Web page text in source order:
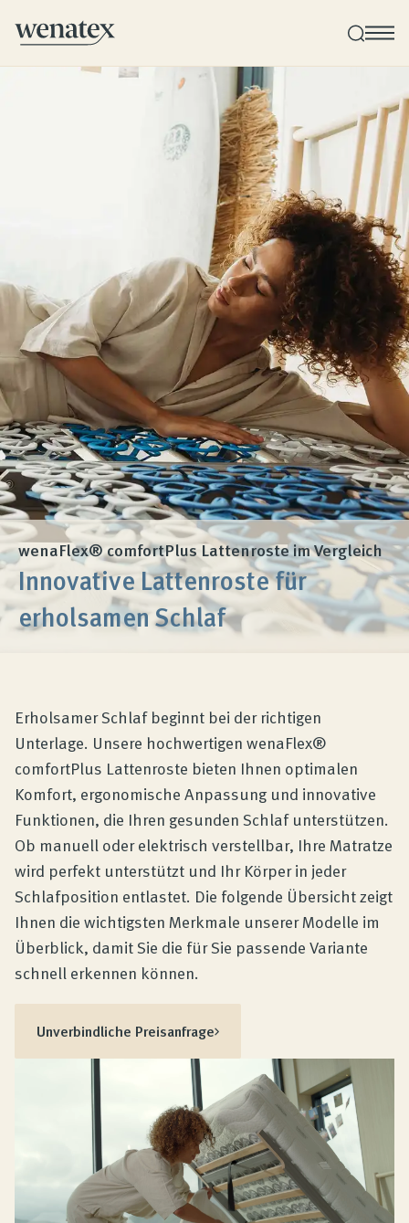
Individuelle Produktberatung bei Ihnen zu Hause!
Qualität und Garantie
Kundenbewertungen
Produktberatung
Unternehmen
Kontakt
Magazin
wenaFlex® comfortPlus Lattenroste im Vergleich
Innovative Lattenroste für
erholsamen Schlaf
Erholsamer Schlaf beginnt bei der richtigen
Unterlage. Unsere hochwertigen wenaFlex®
comfortPlus Lattenroste bieten Ihnen optimalen
Komfort, ergonomische Anpassung und innovative
Funktionen, die Ihren gesunden Schlaf unterstützen.
Ob manuell oder elektrisch verstellbar, Ihre Matratze
wird perfekt unterstützt und Ihr Körper in jeder
Schlafposition entlastet. Die folgende Übersicht zeigt
Ihnen die wichtigsten Merkmale unserer Modelle im
Überblick, damit Sie die für Sie passende Variante
schnell erkennen können.
Unverbindliche Preisanfrage